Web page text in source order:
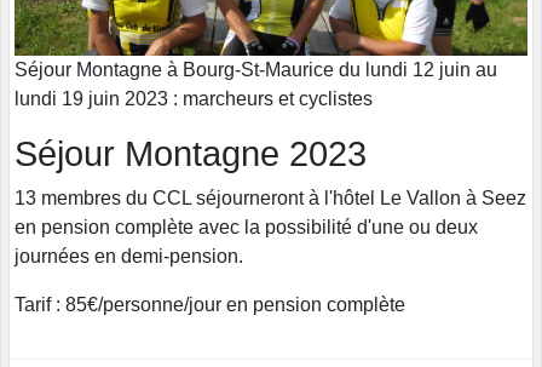
Séjour Montagne à Bourg-St-Maurice du lundi 12 juin au
lundi 19 juin 2023 : marcheurs et cyclistes
Séjour Montagne 2023
13 membres du CCL séjourneront à l'hôtel Le Vallon à Seez
en pension complète avec la possibilité d'une ou deux
journées en demi-pension.
Tarif : 85€/personne/jour en pension complète